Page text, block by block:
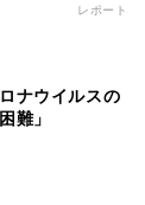
レポート
ナウイルスの
難」